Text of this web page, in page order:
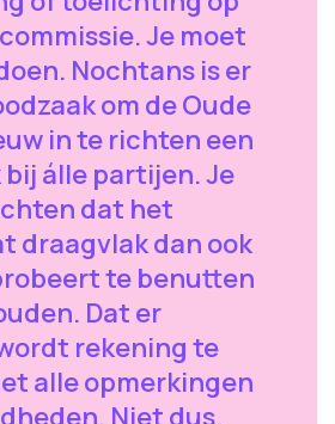
Je moet
Nochtans is er
om de Oude
in te richten een
álle partijen. Je
dat het
draagvlak dan ook
te benutten
Dat er
rekening te
alle opmerkingen
Niet dus.